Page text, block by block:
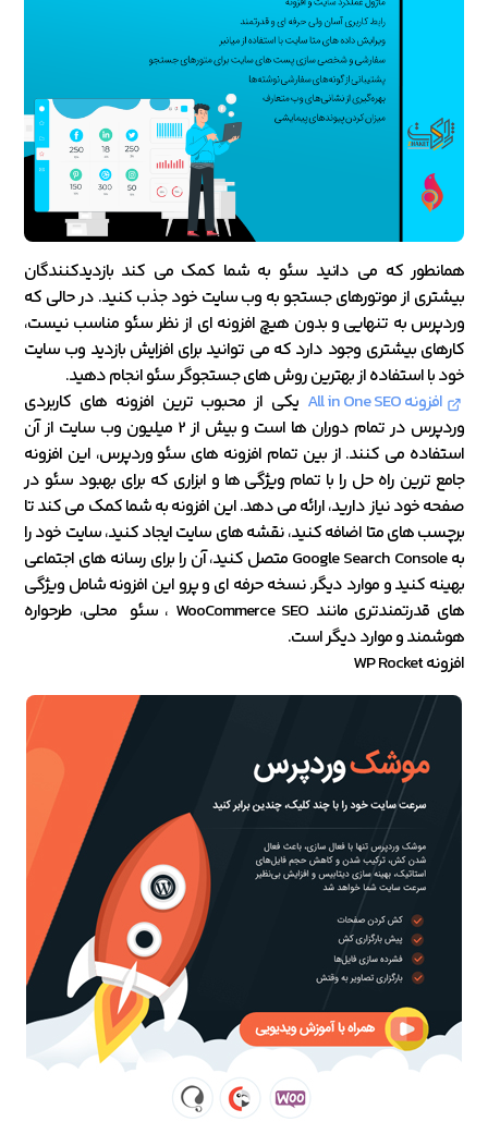
همانطور که می دانید سئو به شما کمک می کند بازدیدکنندگان
بیشتری از موتورهای جستجو به وب سایت خود جذب کنید. در حالی که
وردپرس به تنهایی و بدون هیچ افزونه ای از نظر سئو مناسب نیست،
کارهای بیشتری وجود دارد که می توانید برای افزایش بازدید وب سایت
خود با استفاده از بهترین روش های جستجوگر سئو انجام دهید.
افزونه All in One SEO
یکی از محبوب ترین افزونه های کاربردی
وردپرس در تمام دوران ها است و بیش از 2 میلیون وب سایت از آن
استفاده می کنند. از بین تمام افزونه های سئو وردپرس، این افزونه
جامع ترین راه حل را با تمام ویژگی ها و ابزاری که برای بهبود سئو در
صفحه خود نیاز دارید، ارائه می دهد. این افزونه به شما کمک می کند تا
برچسب های متا اضافه کنید، نقشه های سایت ایجاد کنید، سایت خود را
به Google Search Console متصل کنید، آن را برای رسانه های اجتماعی
بهینه کنید و موارد دیگر. نسخه حرفه ای و پرو این افزونه شامل ویژگی
های قدرتمندتری مانند WooCommerce SEO ، سئو محلی، طرحواره
هوشمند و موارد دیگر است.
افزونه WP Rocket